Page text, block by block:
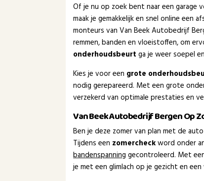
Of je nu op zoek bent naar een garage
maak je gemakkelijk en snel online een
monteurs van Van Beek Autobedrijf
remmen, banden en vloeistoffen, om
onderhoudsbeurt ga je weer soepel
Kies je voor een grote
nodig gerepareerd. Met een grote
verzekerd van optimale prestaties en
Van Beek Autobedrijf Bergen Op
Ben je deze zomer van plan met de
Tijdens een zomercheckword onder
bandenspanning gecontroleerd. Met
je met een glimlach op je gezicht en